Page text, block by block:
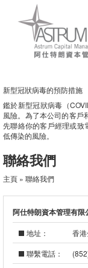
新型冠狀病毒的預防措施
鑑於新型冠狀病毒（
風險。為了本公司的客戶
先聯絡你的客戶經理或
低傳染的風險。
聯絡我們
主頁 » 聯絡我們
阿仕特朗資本管理有限
地址：
香
聯繫電話：